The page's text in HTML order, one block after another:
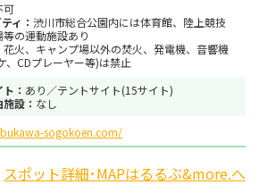
可
ィ： 渋川市総合公園内には体育館、陸上競技
の運動施設あり
花火、キャンプ場以外の焚火、発電機、音響機
、CDプレーヤー等)は禁止
： あり／テントサイト(15サイト)
設： なし
sogokoen.com/
スポット詳細･MAPはるるぶ&more.へ